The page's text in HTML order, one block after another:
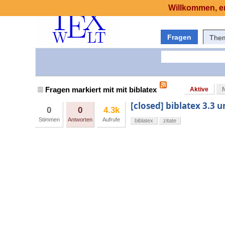
Fragen
Fragen markiert mit mit biblatex Aktive
0
Stimmen
0
Antworten
4.3k
Aufrufe
[closed] biblatex 3.3
biblatex zitate
Willkommen,